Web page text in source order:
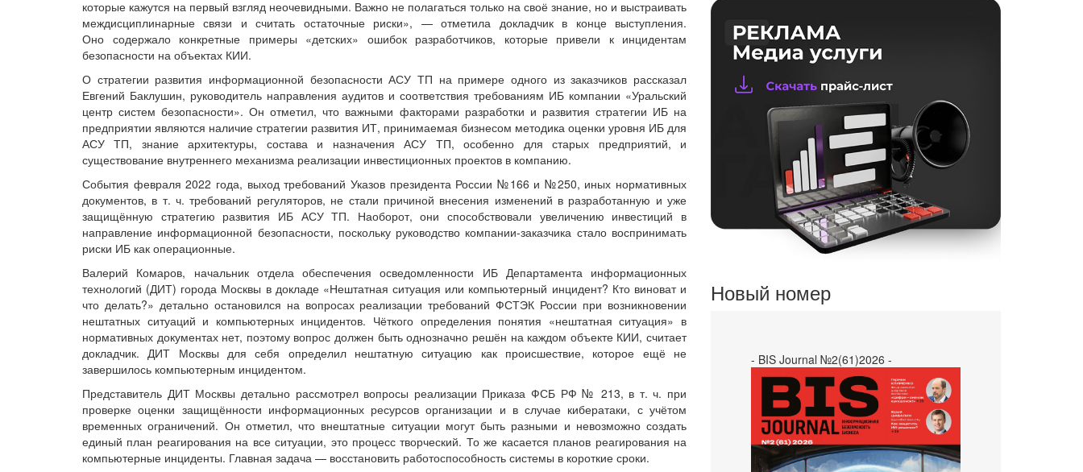
которые кажутся на первый взгляд неочевидными. Важно не полагаться только на своё знание, но и выстраивать
междисциплинарные связи и считать остаточные риски», — отметила докладчик в конце выступления.
Оно содержало конкретные примеры «детских» ошибок разработчиков, которые привели к инцидентам
безопасности на объектах КИИ.
О стратегии развития информационной безопасности АСУ ТП на примере одного из заказчиков рассказал
Евгений Баклушин, руководитель направления аудитов и соответствия требованиям ИБ компании «Уральский
центр систем безопасности». Он отметил, что важными факторами разработки и развития стратегии ИБ на
предприятии являются наличие стратегии развития ИТ, принимаемая бизнесом методика оценки уровня ИБ для
АСУ ТП, знание архитектуры, состава и назначения АСУ ТП, особенно для старых предприятий, и
существование внутреннего механизма реализации инвестиционных проектов в компанию.
События февраля 2022 года, выход требований Указов президента России №166 и №250, иных нормативных
документов, в т. ч. требований регуляторов, не стали причиной внесения изменений в разработанную и уже
защищённую стратегию развития ИБ АСУ ТП. Наоборот, они способствовали увеличению инвестиций в
направление информационной безопасности, поскольку руководство компании-заказчика стало воспринимать
риски ИБ как операционные.
Валерий Комаров, начальник отдела обеспечения осведомленности ИБ Департамента информационных
технологий (ДИТ) города Москвы в докладе «Нештатная ситуация или компьютерный инцидент? Кто виноват и
что делать?» детально остановился на вопросах реализации требований ФСТЭК России при возникновении
нештатных ситуаций и компьютерных инцидентов. Чёткого определения понятия «нештатная ситуация» в
нормативных документах нет, поэтому вопрос должен быть однозначно решён на каждом объекте КИИ, считает
докладчик. ДИТ Москвы для себя определил нештатную ситуацию как происшествие, которое ещё не
завершилось компьютерным инцидентом.
Представитель ДИТ Москвы детально рассмотрел вопросы реализации Приказа ФСБ РФ № 213, в т. ч. при
проверке оценки защищённости информационных ресурсов организации и в случае кибератаки, с учётом
временных ограничений. Он отметил, что внештатные ситуации могут быть разными и невозможно создать
единый план реагирования на все ситуации, это процесс творческий. То же касается планов реагирования на
компьютерные инциденты. Главная задача — восстановить работоспособность системы в короткие сроки.
Новый номер
- BIS Journal №2(61)2026 -